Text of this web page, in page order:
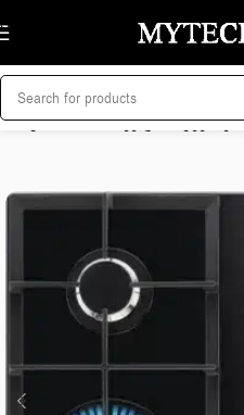
Skip to navigation
Skip to main content
მთავარი/სამზარეულოს ტექნიკა/